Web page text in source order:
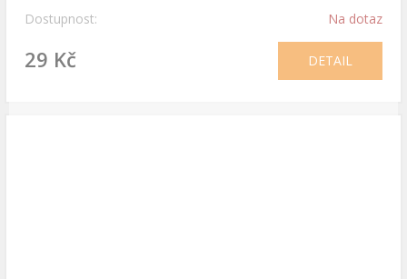
Dostupnost: Na dotaz
29 Kč DETAIL